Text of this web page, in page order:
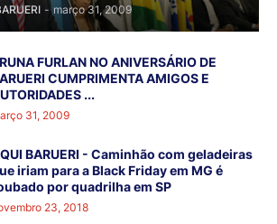
- março 31, 2009
FURLAN NO ANIVERSÁRIO DE
CUMPRIMENTA AMIGOS E
...
31, 2009
BARUERI - Caminhão com geladeiras
iriam para a Black Friday em MG é
por quadrilha em SP
23, 2018